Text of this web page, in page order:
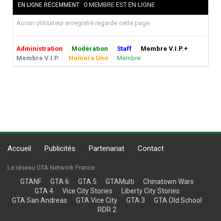
EN LIGNE RÉCEMMENT 0 MEMBRE EST EN LIGNE
Aucun utilisateur enregistré regarde cette page.
Administration Modération Staff
Membre V.I.P.+
Membre V.I.P.
Numero Uno Membre
Accueil Publicités Partenariat Contact
Le réseau GTA Network France
GTANF GTA 6 GTA 5 GTAMulti
Chinatown Wars
GTA 4
Vice City Stories
Liberty City Stories
GTA San Andreas
GTA Vice City GTA 3
GTA Old School
RDR 2